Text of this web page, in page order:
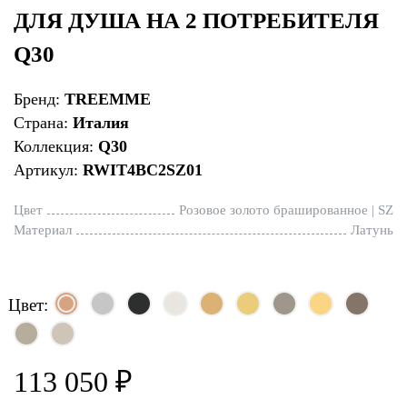
ДЛЯ ДУША НА 2 ПОТРЕБИТЕЛЯ
Q30
Бренд: TREEMME
Страна: Италия
Коллекция: Q30
Артикул: RWIT4BC2SZ01
Цвет
Розовое золото брашированное | SZ
Материал
Латунь
Цвет:
113 050 ₽